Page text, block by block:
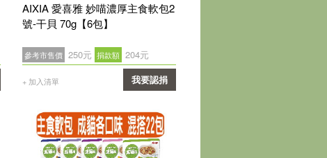
AIXIA 愛喜雅 妙喵濃厚主食軟包2
號-干貝 70g【6包】
參考市售價 250元 捐款額 204元
+ 加入清單 我要認捐